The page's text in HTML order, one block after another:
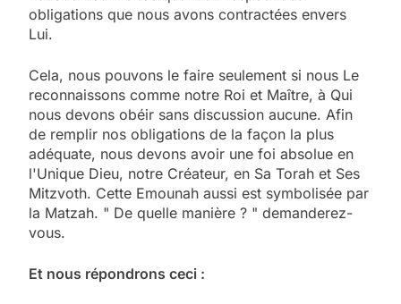
obligations que nous avons contractées envers
Lui.
Cela, nous pouvons le faire seulement si nous Le
reconnaissons comme notre Roi et Maître, à Qui
nous devons obéir sans discussion aucune. Afin
de remplir nos obligations de la façon la plus
adéquate, nous devons avoir une foi absolue en
l'Unique Dieu, notre Créateur, en Sa Torah et Ses
Mitzvoth. Cette Emounah aussi est symbolisée par
la Matzah. " De quelle manière ? " demanderez-
vous.
Et nous répondrons ceci :